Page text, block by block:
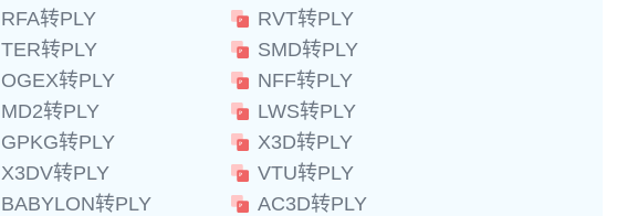
RFA转PLY
RVT转PLY
TER转PLY
SMD转PLY
OGEX转PLY
NFF转PLY
MD2转PLY
LWS转PLY
GPKG转PLY
X3D转PLY
X3DV转PLY
VTU转PLY
BABYLON转PLY
AC3D转PLY